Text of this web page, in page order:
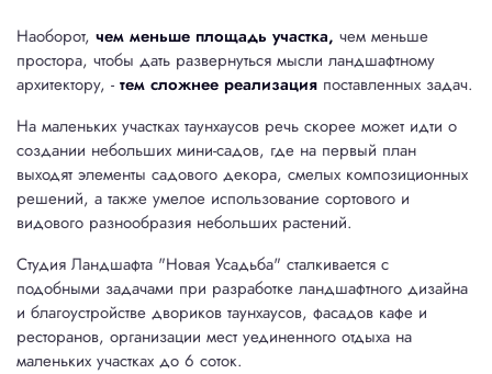
Портфолио
Контакты
Рассчитать стоимость
8(800)100-6579
begala@vosaduli.ru
Наоборот, чем меньше площадь участка, чем меньше
простора, чтобы дать развернуться мысли ландшафтному
архитектору, - тем сложнее реализация поставленных задач.
На маленьких участках таунхаусов речь скорее может идти о
создании небольших мини-садов, где на первый план
выходят элементы садового декора, смелых композиционных
решений, а также умелое использование сортового и
видового разнообразия небольших растений.
Студия Ландшафта "Новая Усадьба" сталкивается с
подобными задачами при разработке ландшафтного дизайна
и благоустройстве двориков таунхаусов, фасадов кафе и
ресторанов, организации мест уединенного отдыха на
маленьких участках до 6 соток.